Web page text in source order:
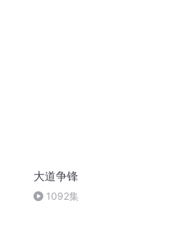
大道争锋
1092集